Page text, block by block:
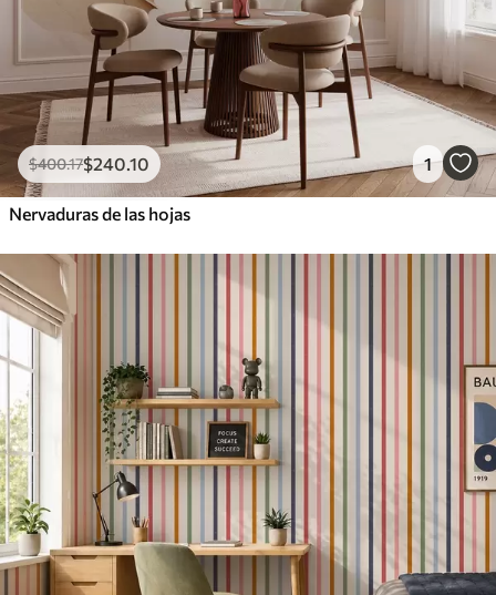
$400.17$240.10 1
Nervaduras de las hojas